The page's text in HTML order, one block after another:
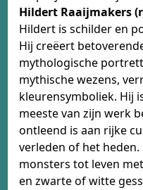
Hildert Raaijmakers
Hildert is schilder en
Hij creëert
mythologische
mythische wezens,
kleurensymboliek. Hij
meeste van zijn werk
ontleend is aan rijke
verleden of het
monsters tot leven
en zwarte of witte